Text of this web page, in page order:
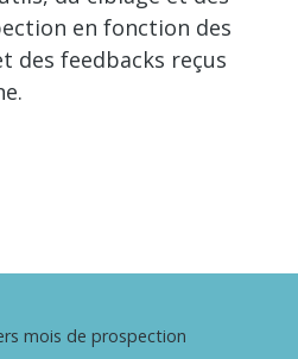
en fonction des
des feedbacks reçus
mois de prospection